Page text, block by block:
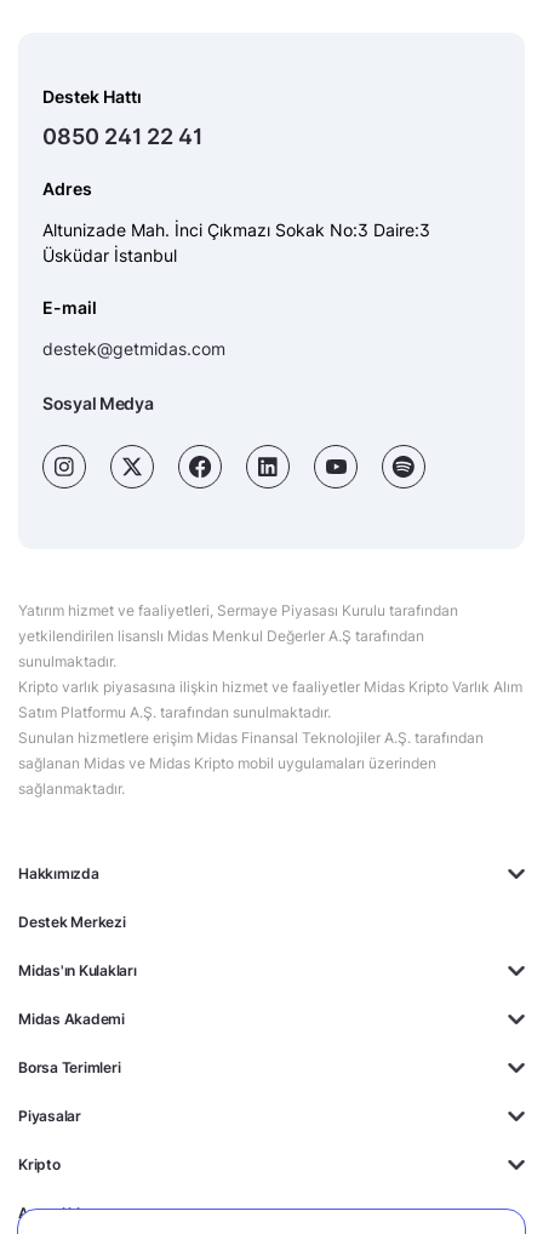
Hakkımızda
Destek Merkezi
Midas'ın Kulakları
Midas Akademi
Borsa Terimleri
Piyasalar
Kripto
Ayrıcalıklar
Destek Hattı
0850 241 22 41
Adres
Altunizade Mah. İnci Çıkmazı Sokak No:3 Daire:3
Üsküdar İstanbul
E-mail
destek@getmidas.com
Sosyal Medya
Yatırım hizmet ve faaliyetleri, Sermaye Piyasası Kurulu tarafından
yetkilendirilen lisanslı Midas Menkul Değerler A.Ş tarafından
sunulmaktadır.
Kripto varlık piyasasına ilişkin hizmet ve faaliyetler Midas Kripto Varlık Alım
Satım Platformu A.Ş. tarafından sunulmaktadır.
Sunulan hizmetlere erişim Midas Finansal Teknolojiler A.Ş. tarafından
sağlanan Midas ve Midas Kripto mobil uygulamaları üzerinden
sağlanmaktadır.